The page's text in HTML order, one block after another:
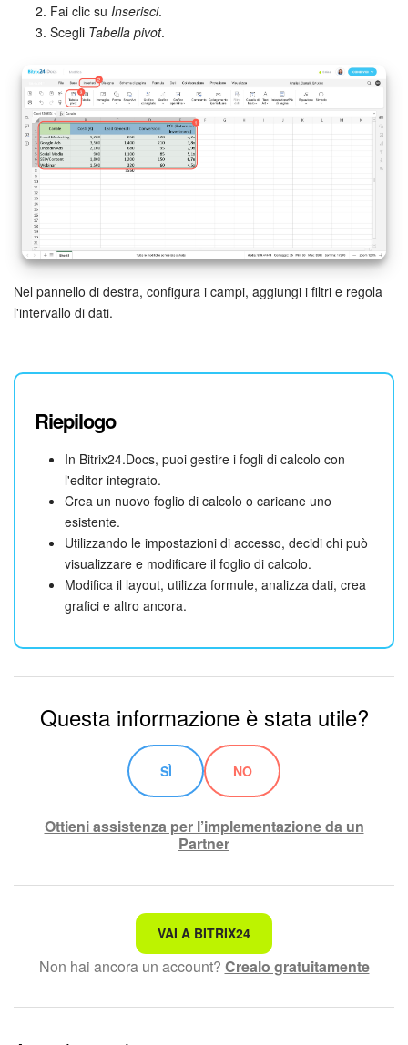
Fai clic su Inserisci.
Scegli Tabella pivot.
Nel pannello di destra, configura i campi, aggiungi i filtri e regola
l'intervallo di dati.
Riepilogo
In Bitrix24.Docs, puoi gestire i fogli di calcolo con
l'editor integrato.
Crea un nuovo foglio di calcolo o caricane uno
esistente.
Utilizzando le impostazioni di accesso, decidi chi può
visualizzare e modificare il foglio di calcolo.
Modifica il layout, utilizza formule, analizza dati, crea
grafici e altro ancora.
Questa informazione è stata utile?
SÌ NO
Ottieni assistenza per l’implementazione da un
Partner
Non è quello che sto cercando.
Testo complesso e incomprensibile
Le informazioni sono obsolete.
VAI A BITRIX24
Non hai ancora un account? Crealo gratuitamente